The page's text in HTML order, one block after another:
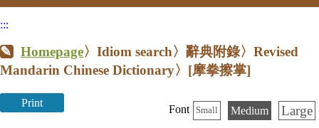
:::
Homepage〉Idiom search〉辭典附錄〉Revised
Mandarin Chinese Dictionary〉 [摩拳擦掌]
Print
Font Small Medium Large